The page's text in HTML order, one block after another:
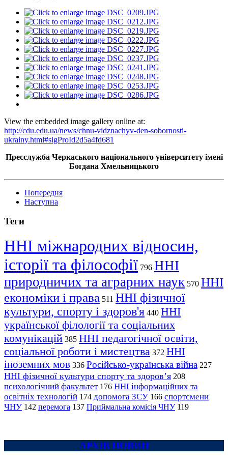
View the embedded image gallery online at:
http://cdu.edu.ua/news/chnu-vidznachyv-den-sobornosti-
ukrainy.html#sigProId2d5a4fd681
Пресслужба Черкаського національного університету імені
Богдана Хмельницького
Попередня
Наступна
Теги
ННІ міжнародних відносин,
історії та філософії 796 ННІ
природничих та аграрних наук 570 ННІ
економіки і права 511 ННІ фізичної
культури, спорту і здоров'я 440 ННІ
української філології та соціальних
комунікацій 385 ННІ педагогічної освіти,
соціальної роботи і мистецтва 372 ННІ
іноземних мов 336 Російсько-українська війна 227
ННІ фізичної культури спорту та здоров’я 208
психологічний факультет 176 ННІ інформаційних та
освітніх технологій 174 допомога ЗСУ 166 спортсмени
ЧНУ 142 перемога 137 Приймальна комісія ЧНУ 119
АРХІВ НОВИН